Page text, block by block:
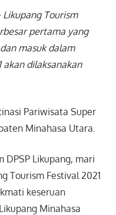
Likupang Tourism
pertama yang
masuk dalam
akan dilaksanakan
Pariwisata Super
Minahasa Utara.
DPSP Likupang, mari
Tourism Festival 2021
keseruan
Minahasa